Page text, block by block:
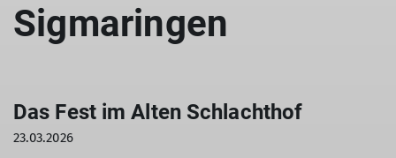
Sigmaringen
Das Fest im Alten Schlachthof
23.03.2026